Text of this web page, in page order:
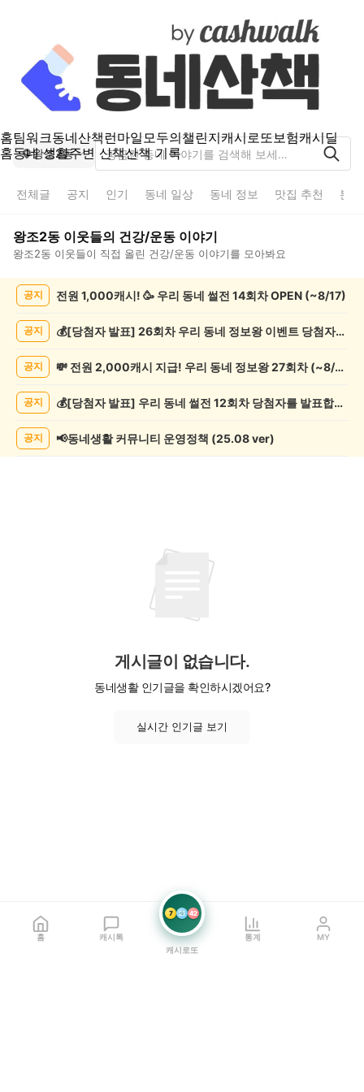
홈팀워크동네산책런마일모두의챌린지캐시로또보험캐시딜
홈동네 생활주변 산책산책 기록
왕조2동
전체글 공지 인기 동네 일상 동네 정보 맛집 추천 분
왕조2동 이웃들의 건강/운동 이야기
왕조2동 이웃들이 직접 올린 건강/운동 이야기를 모아봐요
강/
목
공지 전원 1,000캐시! 🥳 우리 동네 썰전 14회차 OPEN (~8/17)
공지 💰[당첨자 발표] 26회차 우리 동네 정보왕 이벤트 당첨자를 발표합니다!
공지 💸 전원 2,000캐시 지급! 우리 동네 정보왕 27회차 (~8/10)
공지 💰[당첨자 발표] 우리 동네 썰전 12회차 당첨자를 발표합니다!
공지 📢동네생활 커뮤니티 운영정책 (25.08 ver)
게시글이 없습니다.
동네생활 인기글을 확인하시겠어요?
실시간 인기글 보기
홈 캐시톡
7 21 42
캐시로또
통계 MY